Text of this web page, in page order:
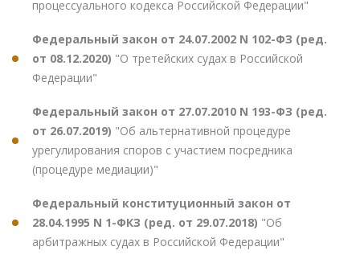
процессуального кодекса Российской Федерации"
Федеральный закон от 24.07.2002 N 102-ФЗ (ред.
от 08.12.2020) "О третейских судах в Российской
Федерации"
Федеральный закон от 27.07.2010 N 193-ФЗ (ред.
от 26.07.2019) "Об альтернативной процедуре
урегулирования споров с участием посредника
(процедуре медиации)"
Федеральный конституционный закон от
28.04.1995 N 1-ФКЗ (ред. от 29.07.2018) "Об
арбитражных судах в Российской Федерации"